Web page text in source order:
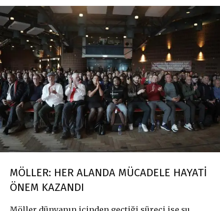
MÖLLER: HER ALANDA MÜCADELE HAYATİ
ÖNEM KAZANDI